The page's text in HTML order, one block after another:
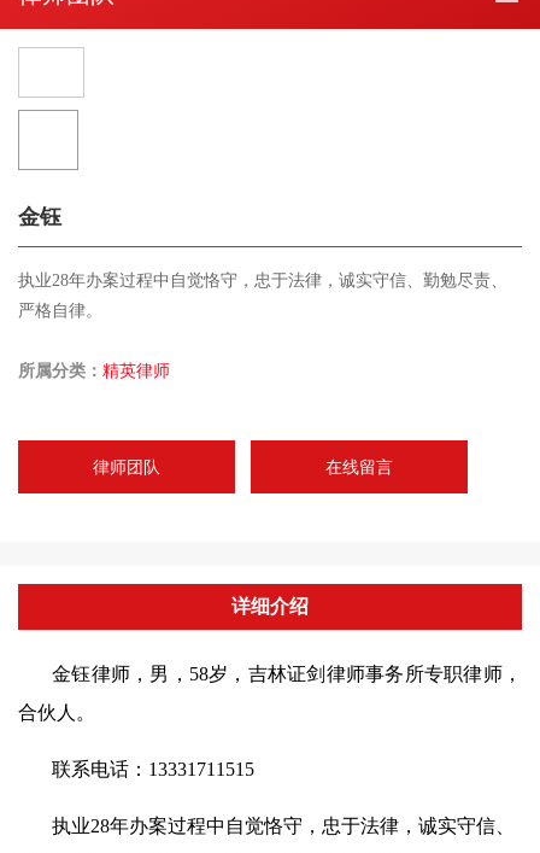
金钰
执业28年办案过程中自觉恪守，忠于法律，诚实守信、勤勉尽责、
严格自律。
所属分类： 精英律师
律师团队 在线留言
详细介绍
金钰律师，男，58岁，吉林证剑律师事务所专职律师，
合伙人。
联系电话：13331711515
执业28年办案过程中自觉恪守，忠于法律，诚实守信、